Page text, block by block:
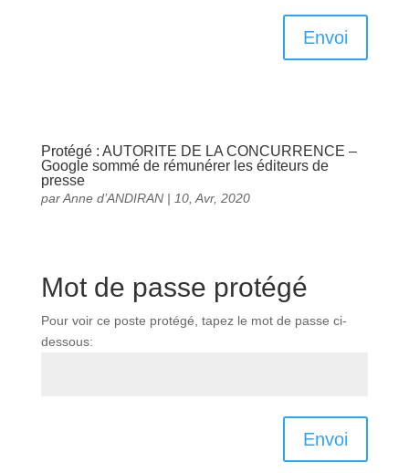
Envoi
Protégé : AUTORITE DE LA CONCURRENCE –
Google sommé de rémunérer les éditeurs de
presse
parAnne d’ANDIRAN| 10, Avr, 2020
Mot de passe protégé
Pour voir ce poste protégé, tapez le mot de passe ci-
dessous:
Envoi